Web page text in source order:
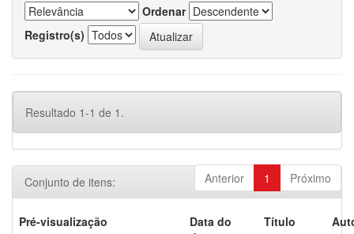
Ordenar
Registro(s)
Resultado 1-1 de 1.
Anterior 1 Próximo
Conjunto de itens:
Pré-visualização
Data do
Título